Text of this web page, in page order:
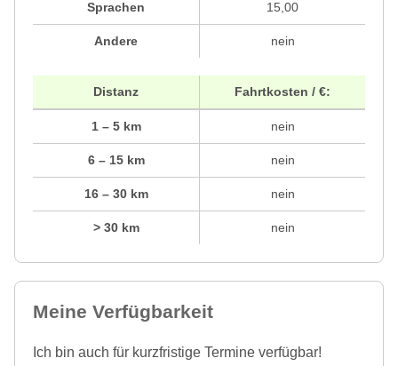
Sprachen
Andere
15,00
nein
Distanz
1 – 5 km
6 – 15 km
16 – 30 km
> 30 km
Fahrtkosten / €:
nein
nein
nein
nein
Meine Verfügbarkeit
Ich bin auch für kurzfristige Termine verfügbar!